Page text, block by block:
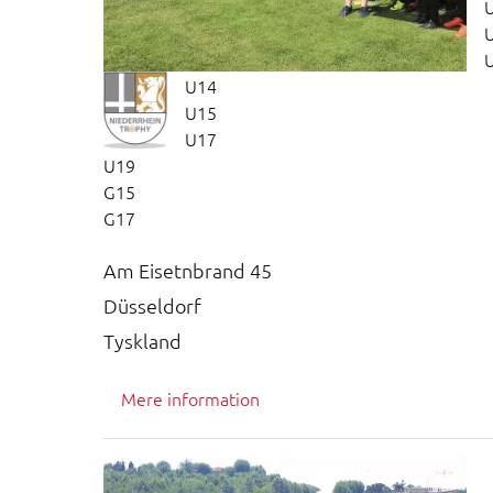
U14
U15
U17
U19
G15
G17
Am Eisetnbrand 45
Düsseldorf
Tyskland
Mere information